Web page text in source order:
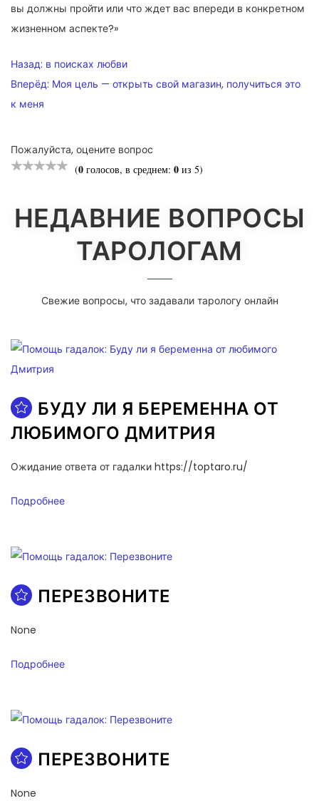
вы должны пройти или что ждет вас впереди в конкретном
жизненном аспекте?»
НАВИГАЦИЯ
ПО
ЗАПИСЯМ
Назад: в поисках любви
Вперёд: Моя цель — открыть свой магазин, получиться это
к меня
Пожалуйста, оцените вопрос
(0 голосов, в среднем: 0 из 5)
НЕДАВНИЕ ВОПРОСЫ
ТАРОЛОГАМ
Свежие вопросы, что задавали тарологу онлайн
БУДУ ЛИ Я БЕРЕМЕННА ОТ
ЛЮБИМОГО ДМИТРИЯ
Ожидание ответа от гадалки https://toptaro.ru/
Подробнее
ПЕРЕЗВОНИТЕ
None
Подробнее
ПЕРЕЗВОНИТЕ
None